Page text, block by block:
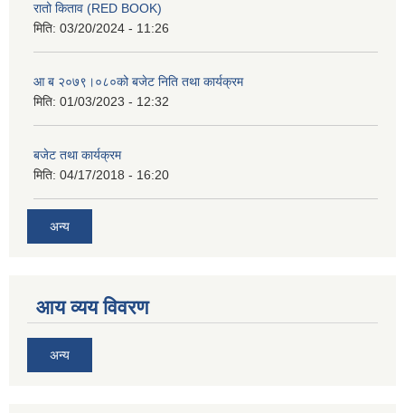
रातो किताव (RED BOOK)
मिति: 03/20/2024 - 11:26
आ ब २०७९।०८०को बजेट निति तथा कार्यक्रम
मिति: 01/03/2023 - 12:32
बजेट तथा कार्यक्रम
मिति: 04/17/2018 - 16:20
अन्य
आय व्यय विवरण
अन्य